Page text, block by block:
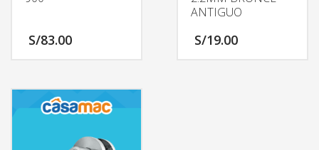
S/83.00
ANTIGUO
S/19.00